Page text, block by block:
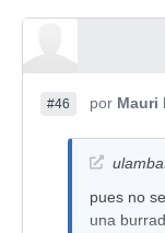
#46 por Mauri
pues no
una